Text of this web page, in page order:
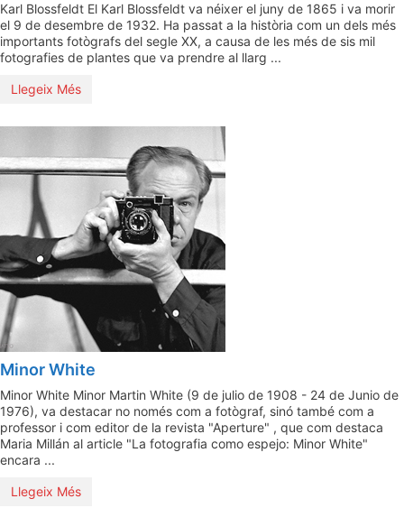
Karl Blossfeldt El Karl Blossfeldt va néixer el juny de 1865 i va morir
el 9 de desembre de 1932. Ha passat a la història com un dels més
importants fotògrafs del segle XX, a causa de les més de sis mil
fotografies de plantes que va prendre al llarg ...
Llegeix Més
Minor White
Minor White Minor Martin White (9 de julio de 1908 - 24 de Junio de
1976), va destacar no només com a fotògraf, sinó també com a
professor i com editor de la revista "Aperture" , que com destaca
Maria Millán al article "La fotografia como espejo: Minor White"
encara ...
Llegeix Més